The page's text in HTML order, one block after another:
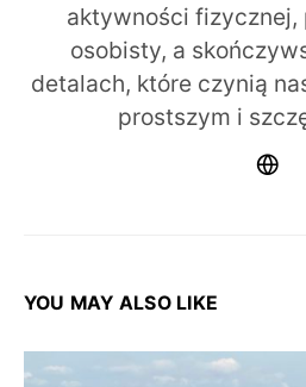
aktywności fizycznej,
osobisty, a
detalach, które czynią
prostszym i
YOU MAY ALSO LIKE